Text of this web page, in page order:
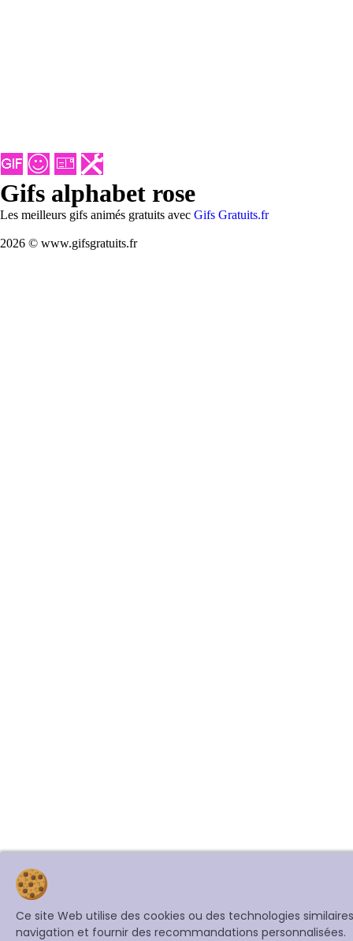
Gifs alphabet rose
Les meilleurs gifs animés gratuits avec Gifs Gratuits.fr
2026 © www.gifsgratuits.fr
Ce site Web utilise des cookies ou des technologies
navigation et fournir des recommandations personnalisées.